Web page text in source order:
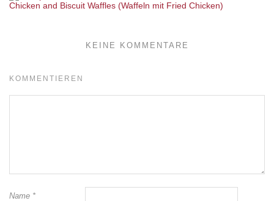
Chicken and Biscuit Waffles (Waffeln mit Fried Chicken)
KEINE KOMMENTARE
KOMMENTIEREN
Name *